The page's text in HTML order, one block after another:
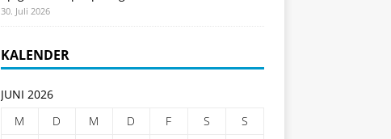
30. Juli 2026
KALENDER
JUNI 2026
M
D M D F S
S